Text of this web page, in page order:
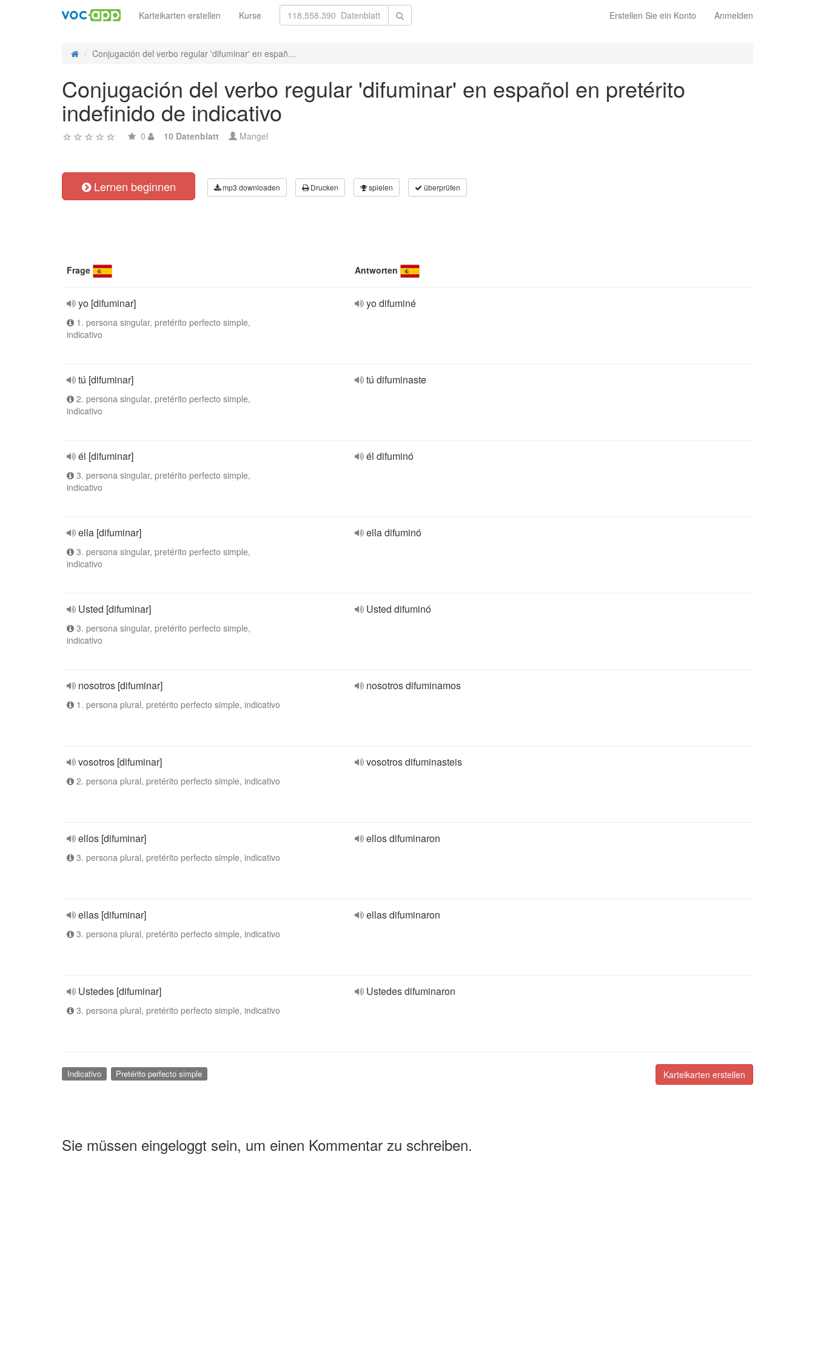
Erstellen Sie ein Konto Anmelden
Karteikarten erstellen Kurse
Conjugación del verbo regular 'difuminar' en españ...
Conjugación del verbo regular 'difuminar' en español en pretérito
indefinido de indicativo
0 10 Datenblatt Mangel
Lernen beginnen mp3 downloaden Drucken spielen überprüfen
Frage Antworten
yo [difuminar]
1. persona singular, pretérito perfecto simple,
indicativo
yo difuminé
tú [difuminar]
2. persona singular, pretérito perfecto simple,
indicativo
tú difuminaste
él [difuminar]
3. persona singular, pretérito perfecto simple,
indicativo
él difuminó
ella [difuminar]
3. persona singular, pretérito perfecto simple,
indicativo
ella difuminó
Usted [difuminar]
3. persona singular, pretérito perfecto simple,
indicativo
Usted difuminó
nosotros [difuminar]
1. persona plural, pretérito perfecto simple, indicativo
nosotros difuminamos
vosotros [difuminar]
2. persona plural, pretérito perfecto simple, indicativo
vosotros difuminasteis
ellos [difuminar]
3. persona plural, pretérito perfecto simple, indicativo
ellos difuminaron
ellas [difuminar]
3. persona plural, pretérito perfecto simple, indicativo
ellas difuminaron
Ustedes [difuminar]
3. persona plural, pretérito perfecto simple, indicativo
Ustedes difuminaron
Karteikarten erstellen
Indicativo Pretérito perfecto simple
Sie müssen eingeloggt sein, um einen Kommentar zu schreiben.